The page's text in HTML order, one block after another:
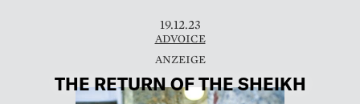
19.12.23
ADVOICE
THE RETURN OF THE SHEIKH